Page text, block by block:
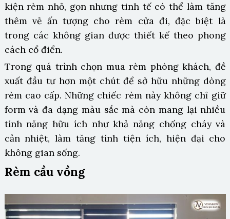
kiện rèm nhỏ, gọn nhưng tinh tế có thể làm tăng
thêm vẻ ấn tượng cho rèm cửa đi, đặc biệt là
trong các không gian được thiết kế theo phong
cách cổ điển.
Trong quá trình chọn mua rèm phòng khách, đề
xuất đầu tư hơn một chút để sở hữu những dòng
rèm cao cấp. Những chiếc rèm này không chỉ giữ
form và đa dạng màu sắc mà còn mang lại nhiều
tính năng hữu ích như khả năng chống cháy và
cản nhiệt, làm tăng tính tiện ích, hiện đại cho
không gian sống.
Rèm cầu vồng